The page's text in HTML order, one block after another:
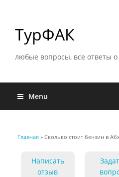
ТурФАК
любые вопросы, все ответы о
Menu
Главная » Сколько стоит бензин в
Написать
отзыв